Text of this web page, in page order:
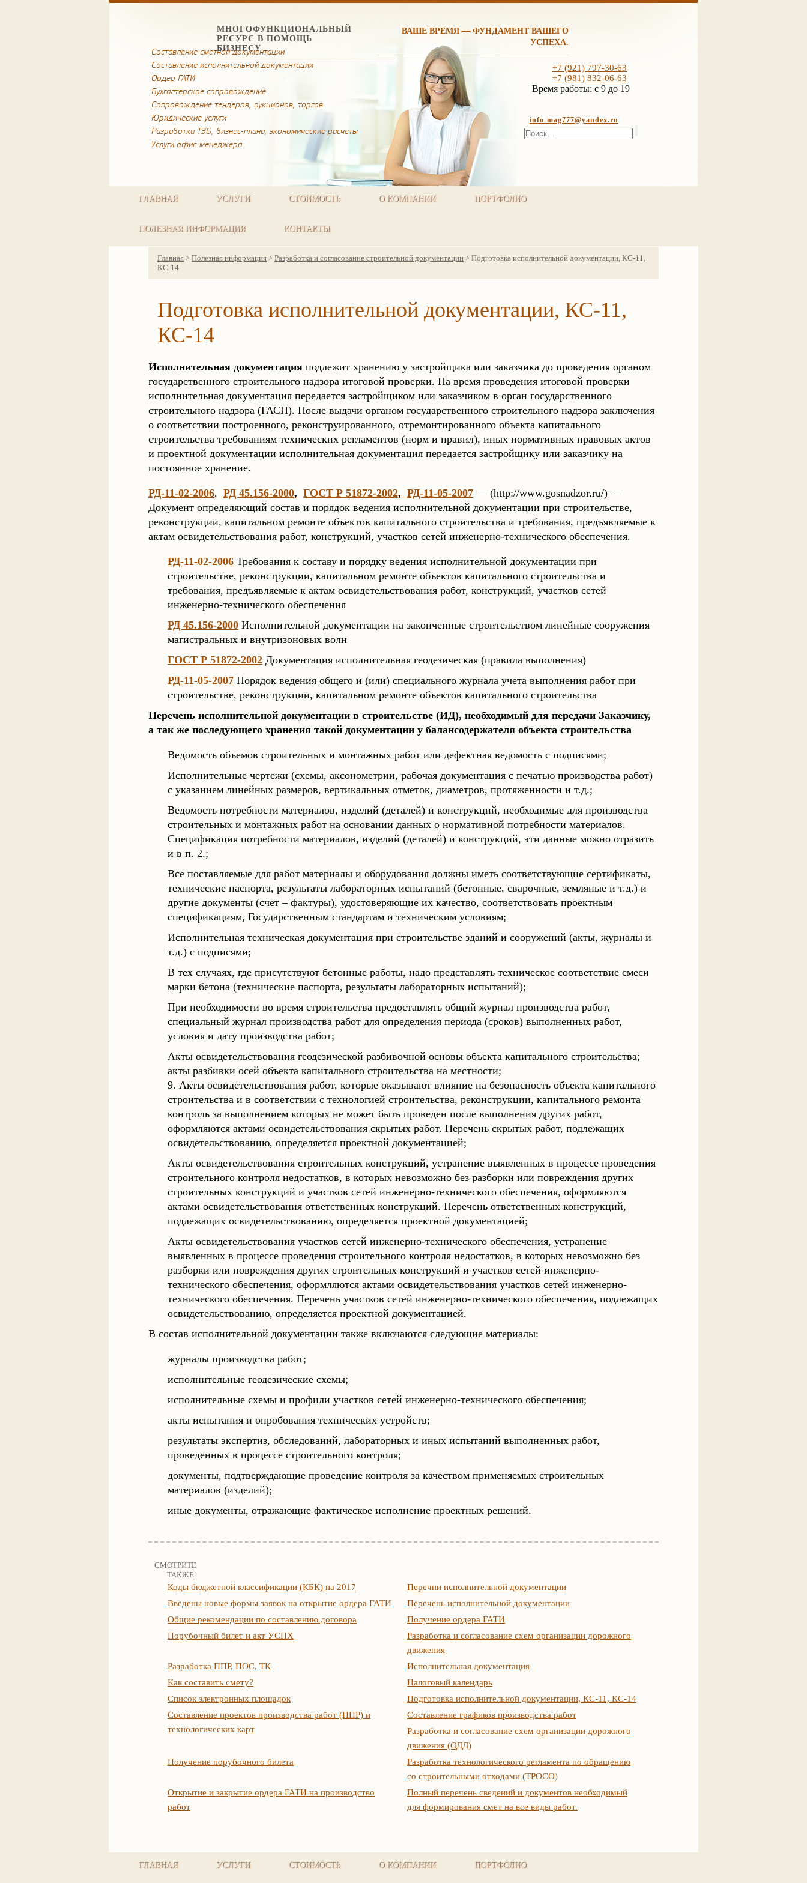
МНОГОФУНКЦИОНАЛЬНЫЙ
РЕСУРС В ПОМОЩЬ
БИЗНЕСУ
ВАШЕ ВРЕМЯ — ФУНДАМЕНТ ВАШЕГО
УСПЕХА.
Составление сметной документации
Составление исполнительной документации
Ордер ГАТИ
Бухгалтерское сопровождение
Сопровождение тендеров, аукционов, торгов
Юридические услуги
Разработка ТЭО, бизнес-плана, экономические расчеты
Услуги офис-менеджера
+7 (921) 797-30-63
+7 (981) 832-06-63
Время работы: c 9 до 19
info-mag777@yandex.ru
ГЛАВНАЯ УСЛУГИ СТОИМОСТЬ О КОМПАНИИ ПОРТФОЛИО
ПОЛЕЗНАЯ ИНФОРМАЦИЯ КОНТАКТЫ
Главная > Полезная информация > Разработка и согласование строительной документации > Подготовка исполнительной документации, КС-11,
КС-14
Подготовка исполнительной документации, КС-11,
КС-14
Исполнительная документация подлежит хранению у застройщика или заказчика до проведения органом
государственного строительного надзора итоговой проверки. На время проведения итоговой проверки
исполнительная документация передается застройщиком или заказчиком в орган государственного
строительного надзора (ГАСН). После выдачи органом государственного строительного надзора заключения
о соответствии построенного, реконструированного, отремонтированного объекта капитального
строительства требованиям технических регламентов (норм и правил), иных нормативных правовых актов
и проектной документации исполнительная документация передается застройщику или заказчику на
постоянное хранение.
РД-11-02-2006, РД 45.156-2000, ГОСТ Р 51872-2002, РД-11-05-2007 — (http://www.gosnadzor.ru/) —
Документ определяющий состав и порядок ведения исполнительной документации при строительстве,
реконструкции, капитальном ремонте объектов капитального строительства и требования, предъявляемые к
актам освидетельствования работ, конструкций, участков сетей инженерно-технического обеспечения.
РД-11-02-2006 Требования к составу и порядку ведения исполнительной документации при
строительстве, реконструкции, капитальном ремонте объектов капитального строительства и
требования, предъявляемые к актам освидетельствования работ, конструкций, участков сетей
инженерно-технического обеспечения
РД 45.156-2000 Исполнительной документации на законченные строительством линейные сооружения
магистральных и внутризоновых волн
ГОСТ Р 51872-2002 Документация исполнительная геодезическая (правила выполнения)
РД-11-05-2007 Порядок ведения общего и (или) специального журнала учета выполнения работ при
строительстве, реконструкции, капитальном ремонте объектов капитального строительства
Перечень исполнительной документации в строительстве (ИД), необходимый для передачи Заказчику,
а так же последующего хранения такой документации у балансодержателя объекта строительства
Ведомость объемов строительных и монтажных работ или дефектная ведомость с подписями;
Исполнительные чертежи (схемы, аксонометрии, рабочая документация с печатью производства работ)
с указанием линейных размеров, вертикальных отметок, диаметров, протяженности и т.д.;
Ведомость потребности материалов, изделий (деталей) и конструкций, необходимые для производства
строительных и монтажных работ на основании данных о нормативной потребности материалов.
Спецификация потребности материалов, изделий (деталей) и конструкций, эти данные можно отразить
и в п. 2.;
Все поставляемые для работ материалы и оборудования должны иметь соответствующие сертификаты,
технические паспорта, результаты лабораторных испытаний (бетонные, сварочные, земляные и т.д.) и
другие документы (счет – фактуры), удостоверяющие их качество, соответствовать проектным
спецификациям, Государственным стандартам и техническим условиям;
Исполнительная техническая документация при строительстве зданий и сооружений (акты, журналы и
т.д.) с подписями;
В тех случаях, где присутствуют бетонные работы, надо представлять техническое соответствие смеси
марки бетона (технические паспорта, результаты лабораторных испытаний);
При необходимости во время строительства предоставлять общий журнал производства работ,
специальный журнал производства работ для определения периода (сроков) выполненных работ,
условия и дату производства работ;
Акты освидетельствования геодезической разбивочной основы объекта капитального строительства;
акты разбивки осей объекта капитального строительства на местности;
9. Акты освидетельствования работ, которые оказывают влияние на безопасность объекта капитального
строительства и в соответствии с технологией строительства, реконструкции, капитального ремонта
контроль за выполнением которых не может быть проведен после выполнения других работ,
оформляются актами освидетельствования скрытых работ. Перечень скрытых работ, подлежащих
освидетельствованию, определяется проектной документацией;
Акты освидетельствования строительных конструкций, устранение выявленных в процессе проведения
строительного контроля недостатков, в которых невозможно без разборки или повреждения других
строительных конструкций и участков сетей инженерно-технического обеспечения, оформляются
актами освидетельствования ответственных конструкций. Перечень ответственных конструкций,
подлежащих освидетельствованию, определяется проектной документацией;
Акты освидетельствования участков сетей инженерно-технического обеспечения, устранение
выявленных в процессе проведения строительного контроля недостатков, в которых невозможно без
разборки или повреждения других строительных конструкций и участков сетей инженерно-
технического обеспечения, оформляются актами освидетельствования участков сетей инженерно-
технического обеспечения. Перечень участков сетей инженерно-технического обеспечения, подлежащих
освидетельствованию, определяется проектной документацией.
В состав исполнительной документации также включаются следующие материалы:
журналы производства работ;
исполнительные геодезические схемы;
исполнительные схемы и профили участков сетей инженерно-технического обеспечения;
акты испытания и опробования технических устройств;
результаты экспертиз, обследований, лабораторных и иных испытаний выполненных работ,
проведенных в процессе строительного контроля;
документы, подтверждающие проведение контроля за качеством применяемых строительных
материалов (изделий);
иные документы, отражающие фактическое исполнение проектных решений.
СМОТРИТЕ
ТАКЖЕ:
Коды бюджетной классификации (КБК) на 2017
Перечни исполнительной документации
Введены новые формы заявок на открытие ордера ГАТИ
Перечень исполнительной документации
Общие рекомендации по составлению договора
Получение ордера ГАТИ
Порубочный билет и акт УСПХ
Разработка и согласование схем организации дорожного
движения
Разработка ППР, ПОС, ТК
Исполнительная документация
Как составить смету?
Налоговый календарь
Список электронных площадок
Подготовка исполнительной документации, КС-11, КС-14
Составление проектов производства работ (ППР) и
технологических карт
Составление графиков производства работ
Разработка и согласование схем организации дорожного
движения (ОДД)
Получение порубочного билета
Разработка технологического регламента по обращению
со строительными отходами (ТРОСО)
Открытие и закрытие ордера ГАТИ на производство
работ
Полный перечень сведений и документов необходимый
для формирования смет на все виды работ.
ГЛАВНАЯ УСЛУГИ СТОИМОСТЬ О КОМПАНИИ ПОРТФОЛИО